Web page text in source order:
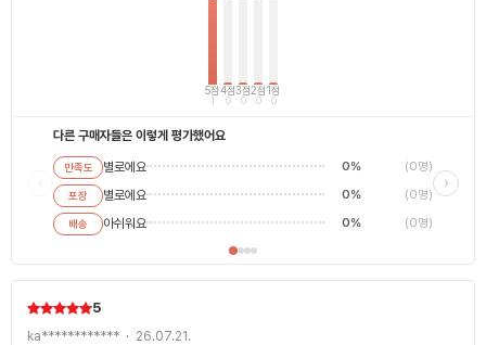
5점
1
4점
0
3점
0
2점
0
1점
0
다른 구매자들은 이렇게 평가했어요
만족도 별로에요 0% (0명)
포장 별로에요 0% (0명)
배송 아쉬워요 0% (0명)
별로에
평범해
›
5
ka************ · 26.07.21.